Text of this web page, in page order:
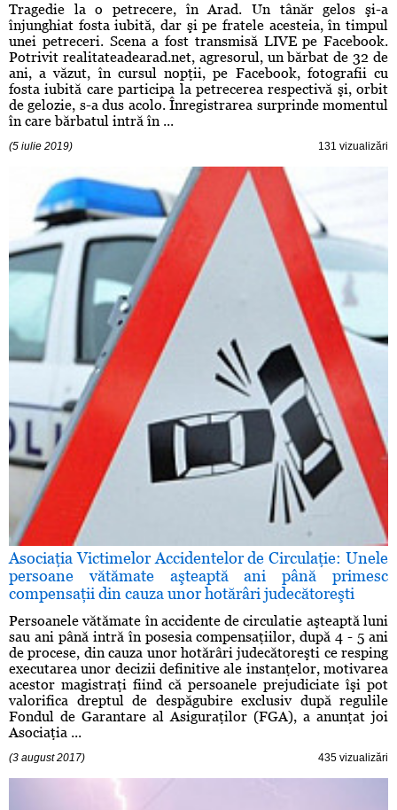
Tragedie la o petrecere, în Arad. Un tânăr gelos şi-a
înjunghiat fosta iubită, dar şi pe fratele acesteia, în timpul
unei petreceri. Scena a fost transmisă LIVE pe Facebook.
Potrivit realitateadearad.net, agresorul, un bărbat de 32 de
ani, a văzut, în cursul nopţii, pe Facebook, fotografii cu
fosta iubită care participa la petrecerea respectivă şi, orbit
de gelozie, s-a dus acolo. Înregistrarea surprinde momentul
în care bărbatul intră în ...
(5 iulie 2019) 131 vizualizări
Asociaţia Victimelor Accidentelor de Circulaţie: Unele
persoane vătămate aşteaptă ani până primesc
compensaţii din cauza unor hotărâri judecătoreşti
Persoanele vătămate în accidente de circulatie aşteaptă luni
sau ani până intră în posesia compensaţiilor, după 4 - 5 ani
de procese, din cauza unor hotărâri judecătoreşti ce resping
executarea unor decizii definitive ale instanţelor, motivarea
acestor magistraţi fiind că persoanele prejudiciate îşi pot
valorifica dreptul de despăgubire exclusiv după regulile
Fondul de Garantare al Asiguraţilor (FGA), a anunţat joi
Asociaţia ...
(3 august 2017) 435 vizualizări